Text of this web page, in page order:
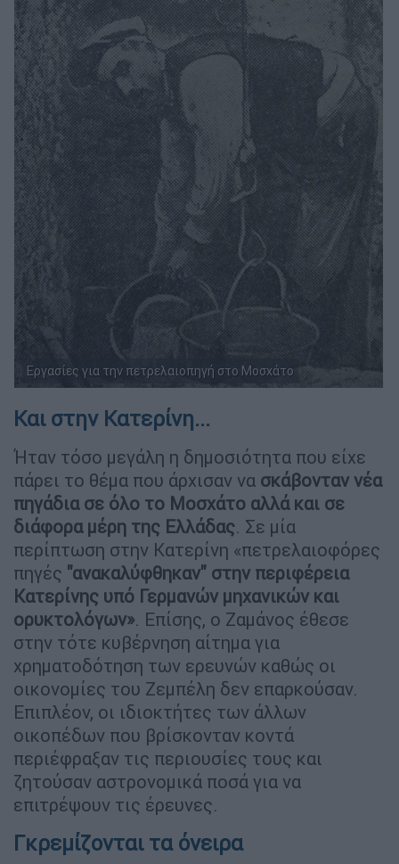
Eργασίες για την πετρελαιοπηγή στο Μοσχάτο
Και στην Κατερίνη...
Ήταν τόσο μεγάλη η δημοσιότητα που είχε
πάρει το θέμα που άρχισαν να σκάβονταν νέα
πηγάδια σε όλο το Μοσχάτο αλλά και σε
διάφορα μέρη της Ελλάδας. Σε μία
περίπτωση στην Κατερίνη «πετρελαιοφόρες
πηγές "ανακαλύφθηκαν" στην περιφέρεια
Κατερίνης υπό Γερμανών μηχανικών και
ορυκτολόγων». Επίσης, ο Ζαμάνος έθεσε
στην τότε κυβέρνηση αίτημα για
χρηματοδότηση των ερευνών καθώς οι
οικονομίες του Ζεμπέλη δεν επαρκούσαν.
Επιπλέον, οι ιδιοκτήτες των άλλων
οικοπέδων που βρίσκονταν κοντά
περιέφραξαν τις περιουσίες τους και
ζητούσαν αστρονομικά ποσά για να
επιτρέψουν τις έρευνες.
Γκρεμίζονται τα όνειρα